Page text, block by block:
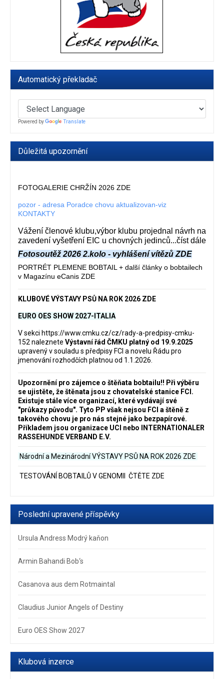
Automatický překladač
Powered by Translate
Důležitá upozornění
FOTOGALERIE CHRŽÍN 2026 ZDE
pozor - adresa Poradce chovu aktualizovan-viz
KONTAKTY
Vážení členové klubu,výbor klubu projednal návrh na
zavedení vyšetření EIC u chovných jedinců...číst dále
Fotosoutěž 2026 2.kolo - vyhlášení vítězů ZDE
PORTRÉT PLEMENE BOBTAIL + další články o bobtailech
v Magazínu eCanis ZDE
KLUBOVÉ VÝSTAVY PSŮ NA ROK 2026 ZDE
EURO OES SHOW 2027-ITALIA
V sekci https://www.cmku.cz/cz/rady-a-predpisy-cmku-
152 naleznete Výstavní řád ČMKU platný od 19.9.2025
upravený v souladu s předpisy FCI a novelu Řádu pro
jmenování rozhodčích platnou od 1.1.2026.
Upozornění pro zájemce o štěňata bobtailu‼️ Při výběru
se ujistěte, že štěnata jsou z chovatelské stanice FCI.
Existuje stále více organizací, které vydávají své
"průkazy původu". Tyto PP však nejsou FCI a štěně z
takového chovu je pro nás stejné jako bezpapírové.
Příkladem jsou organizace UCI nebo INTERNATIONALER
RASSEHUNDE VERBAND E.V.
Národní a Mezinárodní VÝSTAVY PSŮ NA ROK 2026 ZDE
TESTOVÁNÍ BOBTAILŮ V GENOMII ČTĚTE ZDE
Poslední upravené příspěvky
Ursula Andress Modrý kaňon
Armin Bahandi Bob‘s
Casanova aus dem Rotmaintal
Claudius Junior Angels of Destiny
Euro OES Show 2027
Klubová inzerce